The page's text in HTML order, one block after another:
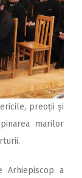
preoții și
marilor
Ar­hiepiscop a